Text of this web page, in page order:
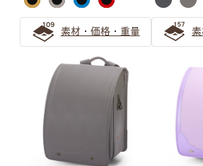
上品な大人の人気色「キャメル」のラ
キャメルのランドセルは女の子にも男
オレンジのランドセルで彩る6年間
先輩ご家族の声
ブラウン ランドセル
【保存版】ブラウンのランドセルは大
素材・価格・重量